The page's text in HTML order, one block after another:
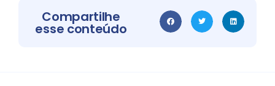
Compartilhe
esse conteúdo